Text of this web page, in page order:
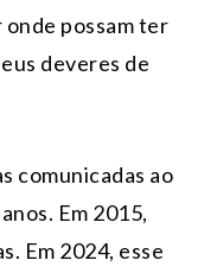
possam ter
deveres de
comunicadas ao
Em 2015,
Em 2024, esse